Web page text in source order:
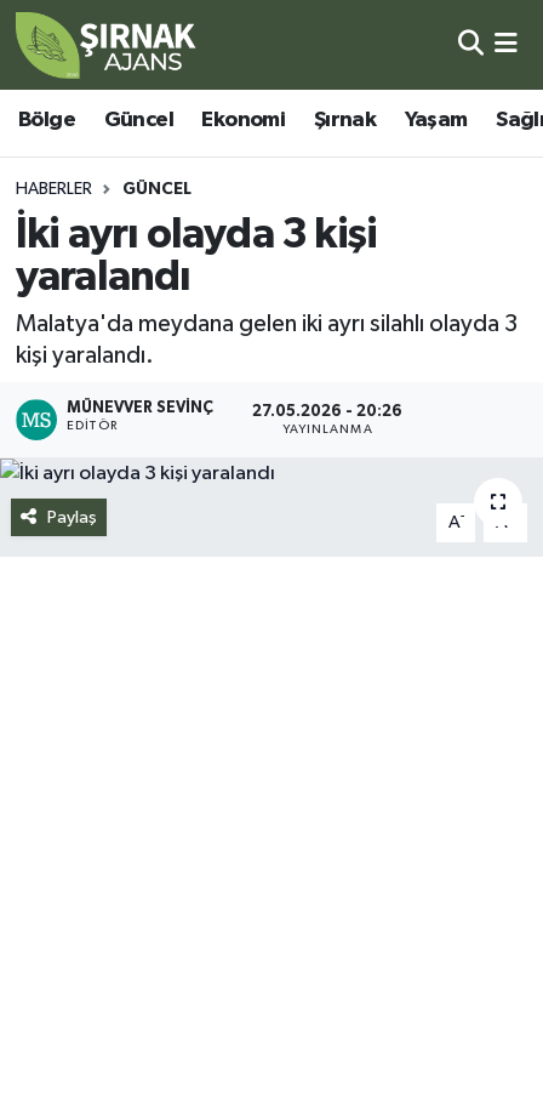
Bölge Güncel Ekonomi Şırnak Yaşam
HABERLER GÜNCEL
İki ayrı olayda 3 kişi
yaralandı
Malatya'da meydana gelen iki ayrı silahlı olayda 3
kişi yaralandı.
MÜNEVVER SEVINÇ
EDITÖR
27.05.2026 - 20:26
YAYINLANMA
Paylaş A- A
Bölge
Güncel
Şırnak
Yaşam
Sağlık
Eğitim
Kültür - Sanat
Şırnak Nöbetçi Eczaneler
Şırnak Hava Durumu
Şirnak Namaz Vakitleri
Şırnak Trafik Yoğunluk Haritası
Süper Lig Puan Durumu ve Fikstür
Tüm Manşetler
Son Dakika Haberleri
Haber Arşivi